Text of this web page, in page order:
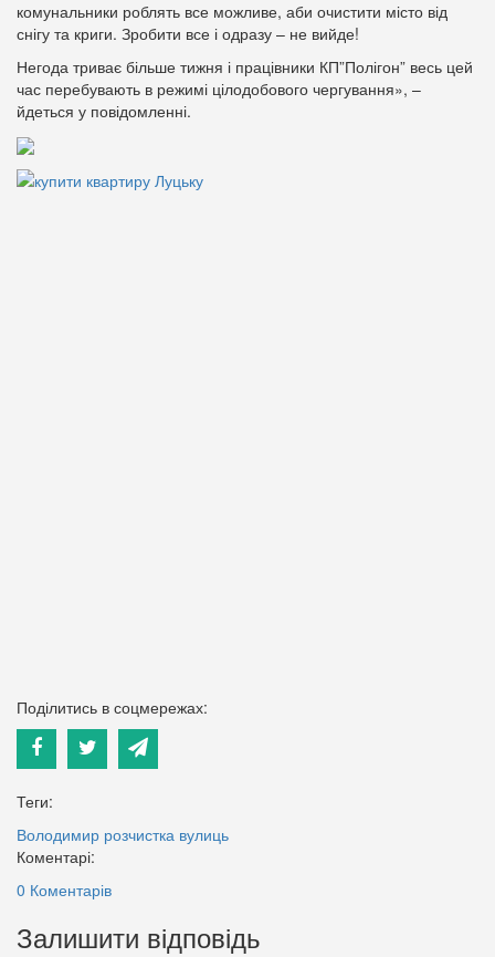
комунальники роблять все можливе, аби очистити місто від
снігу та криги. Зробити все і одразу – не вийде!
Негода триває більше тижня і працівники КП”Полігон” весь цей
час перебувають в режимі цілодобового чергування», –
йдеться у повідомленні.
Поділитись в соцмережах:
Теги:
Володимир розчистка вулиць
Коментарі:
0 Коментарів
Залишити відповідь